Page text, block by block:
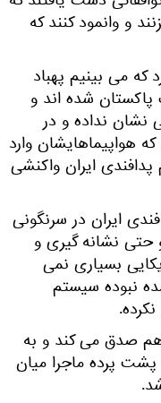
و وانمود کنند که
می بینیم پهباد
پاکستان شده اند و
نداده و در
هواپیماهایشان وارد
ایران واکنشی
ایران در سرنگونی
حتی نشانه گیری و
بسیاری نمی
نبوده سیستم
هم صدق می کند و به
پرده ماجرا میان